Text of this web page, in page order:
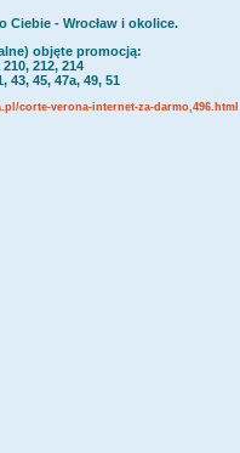
Ciebie - Wrocław i okolice.
objęte promocją:
212, 214
43, 45, 47a, 49, 51
corte-verona-internet-za-darmo,496.html